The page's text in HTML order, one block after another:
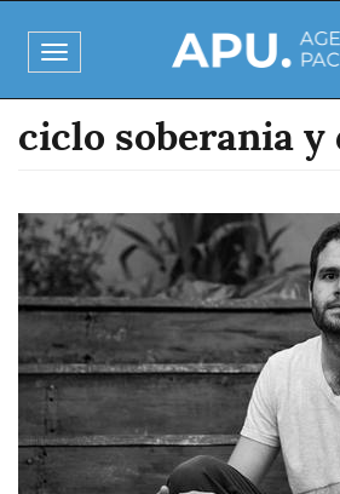
al
contenido
principal
Toggle
navigation
ciclo soberania
Imagen